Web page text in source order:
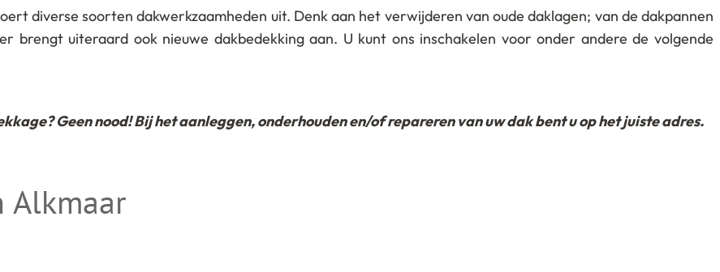
diverse soorten dakwerkzaamheden uit. Denk aan het verwijderen van oude daklagen; van de dakpannen
brengt uiteraard ook nieuwe dakbedekking aan. U kunt ons inschakelen voor onder andere de volgende
Geen nood! Bij het aanleggen, onderhouden en/of repareren van uw dak bent u op het juiste adres.
Alkmaar